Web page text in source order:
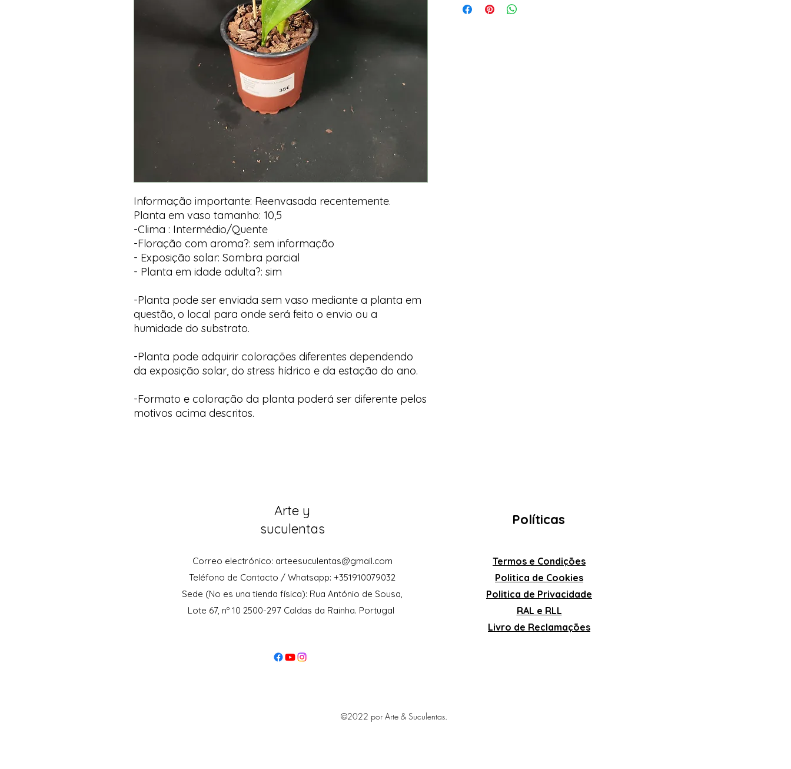
Informação importante: Reenvasada recentemente.
Planta em vaso tamanho: 10,5
-Clima : Intermédio/Quente
-Floração com aroma?: sem informação
- Exposição solar: Sombra parcial
- Planta em idade adulta?: sim
-Planta pode ser enviada sem vaso mediante a planta em
questão, o local para onde será feito o envio ou a
humidade do substrato.
-Planta pode adquirir colorações diferentes dependendo
da exposição solar, do stress hídrico e da estação do ano.
-Formato e coloração da planta poderá ser diferente pelos
motivos acima descritos.
Arte y
suculentas
Correo electrónico: arteesuculentas@gmail.com
Teléfono de Contacto / Whatsapp: +351910079032
Sede (No es una tienda física): Rua António de Sousa,
Lote 67, nº 10 2500-297 Caldas da Rainha. Portugal
Políticas
Termos e Condições
Politica de Cookies
Politica de Privacidade
RAL e RLL
Livro de Reclamações
©2022 por Arte & Suculentas.